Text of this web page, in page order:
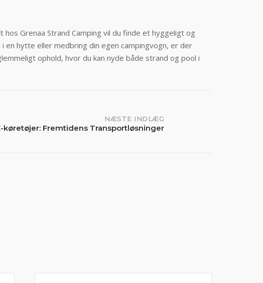
Grenaa Strand Camping vil du finde et hyggeligt og
hytte eller medbring din egen campingvogn, er der
ophold, hvor du kan nyde både strand og pool i
NÆSTE INDLÆG
køretøjer: Fremtidens Transportløsninger